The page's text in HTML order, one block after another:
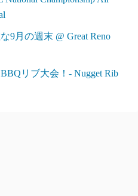
9月の週末 @ Great Reno
リブ大会！- Nugget Rib